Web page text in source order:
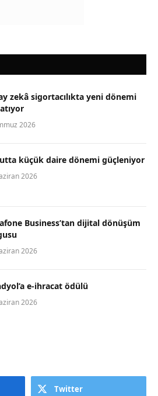
zekâ sigortacılıkta yeni dönemi
2026
küçük daire dönemi güçleniyor
2026
Business’tan dijital dönüşüm
2026
e-ihracat ödülü
2026
Twitter